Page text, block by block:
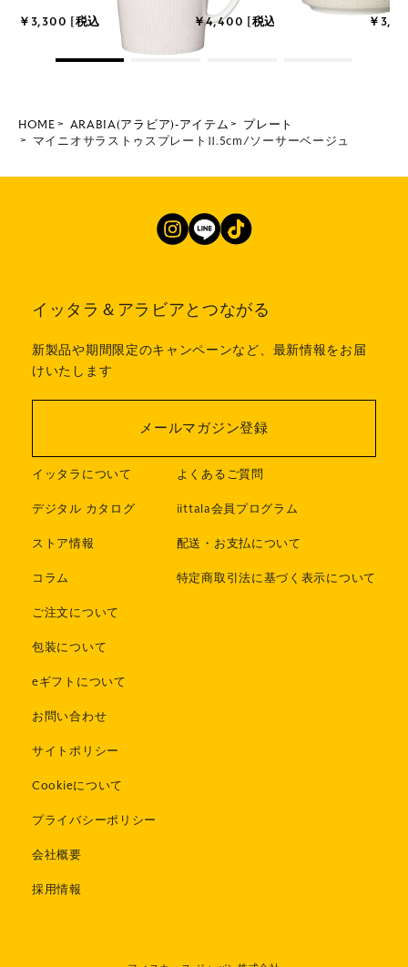
￥3,300 [税込] ￥4,400 [税込] ￥
HOME ARABIA(アラビア)-アイテム
プレート
マイニオサラストゥスプレート11.5cm/ソーサーベージュ
イッタラ＆アラビアとつながる
新製品や期間限定のキャンペーンなど、最新情報をお届
けいたします
メールマガジン登録
イッタラについて
デジタル カタログ
ストア情報
コラム
ご注文について
包装について
eギフトについて
よくあるご質問
iittala会員プログラム
配送・お支払について
特定商取引法に基づく表示について
お問い合わせ
サイトポリシー
Cookieについて
プライバシーポリシー
会社概要
採用情報